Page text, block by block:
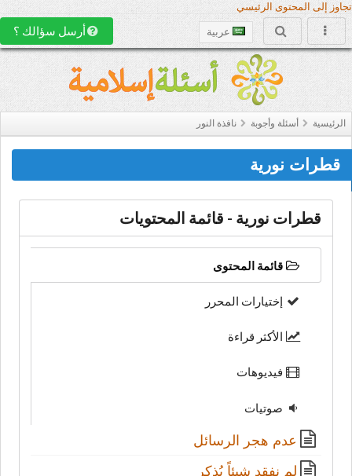
تجاوز إلى المحتوى الرئيسي
عربية أرسل سؤالك ؟
الرئيسية أسئلة وأجوبة نافذة النور
قطرات نورية
قطرات نورية - قائمة المحتويات
قائمة المحتوى
إختيارات المحرر
الأكثر قراءة
فيديوهات
صوتيات
عدم هجر الرسائل
لم نفقد شيئاً يُذكر